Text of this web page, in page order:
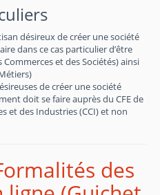
désireux de créer une société
dans ce cas particulier d’être
Commerces et des Sociétés) ainsi
de créer une société
doit se faire auprès du CFE de
et des Industries (CCI) et non
des